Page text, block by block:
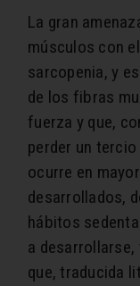
La gran
músculos con
sarcopenia, y
de los fibras
fuerza y que,
perder un
ocurre en
desarrollados,
hábitos
a
que, traducida